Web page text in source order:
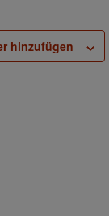
hinzufügen